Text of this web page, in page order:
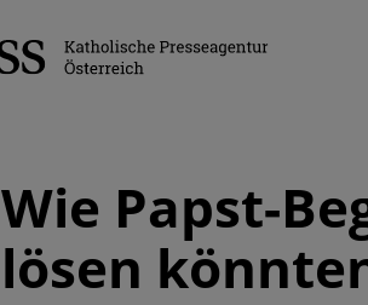
Wie Papst-
lösen